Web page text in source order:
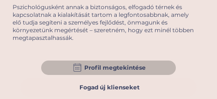
Pszichológusként annak a biztonságos, elfogadó térnek és
kapcsolatnak a kialakítását tartom a legfontosabbnak, amely
elő tudja segíteni a személyes fejlődést, önmagunk és
környezetünk megértését – szeretném, hogy ezt minél többen
megtapasztalhassák.
Profil megtekintése
Fogad új klienseket